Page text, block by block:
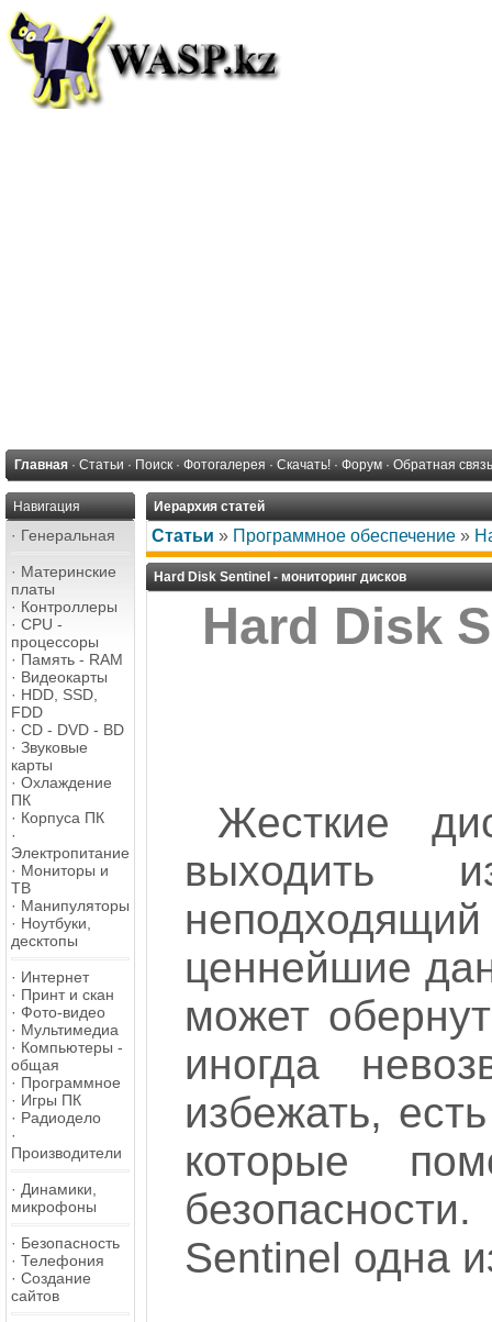
Главная · Статьи · Поиск · Фотогалерея · Скачать! · Форум · Обратная связь
Навигация
· Генеральная
· Материнские
платы
· Контроллеры
· CPU -
процессоры
· Память - RAM
· Видеокарты
· HDD, SSD,
FDD
· CD - DVD - BD
· Звуковые
карты
· Охлаждение
ПК
· Корпуса ПК
·
Электропитание
· Мониторы и
ТВ
· Манипуляторы
· Ноутбуки,
десктопы
· Интернет
· Принт и скан
· Фото-видео
· Мультимедиа
· Компьютеры -
общая
· Программное
· Игры ПК
· Радиодело
·
Производители
· Динамики,
микрофоны
· Безопасность
· Телефония
· Создание
сайтов
Иерархия статей
Статьи » Программное обеспечение »
Hard Disk Sentinel - мониторинг дисков
Hard Disk
Жесткие
ценнейшие
может
иногда
избежать,
которые
Sentinel одна